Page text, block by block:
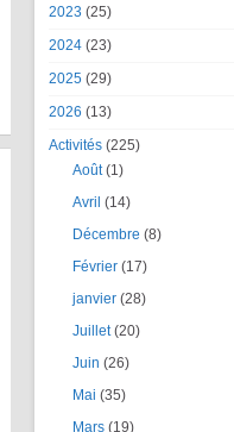
2023 (25)
2024 (23)
2025 (29)
2026 (13)
Activités (225)
Août(1)
Avril (14)
Décembre (8)
Février (17)
janvier (28)
Juillet(20)
Juin (26)
Mai (35)
Mars (19)